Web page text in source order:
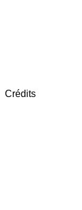
Crédits